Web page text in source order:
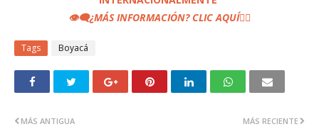
👁️‍🗨️¿MÁS INFORMACIÓN? CLIC AQUÍ👆🏼
Tags Boyacá
MÁS RECIENTE
MÁS ANTIGUA